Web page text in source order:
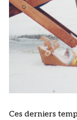
Ces derniers